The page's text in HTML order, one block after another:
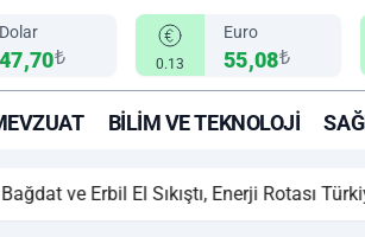
Dolar
47,70₺ 0.13
Euro
55,08₺
BILIM VE TEKNOLOJI
Rotası Türkiye!